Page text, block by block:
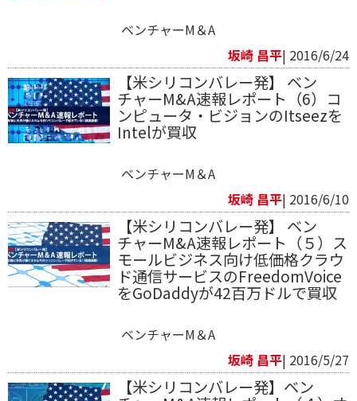
ベンチャーM＆A
坂崎 昌平| 2016/6/24
【米シリコンバレー発】 ベン
チャーM&A速報レポート（6）コ
ンピュータ・ビジョンのItseezを
Intelが買収
ベンチャーM＆A
坂崎 昌平| 2016/6/10
【米シリコンバレー発】 ベン
チャーM&A速報レポート（５）ス
モールビジネス向け低価格クラウ
ド通信サービスのFreedomVoice
をGoDaddyが42百万ドルで買収
ベンチャーM＆A
坂崎 昌平| 2016/5/27
【米シリコンバレー発】ベン